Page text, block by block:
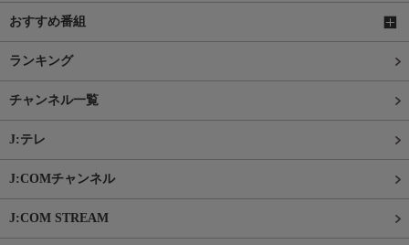
おすすめ番組
ランキング
チャンネル一覧
J:テレ
J:COMチャンネル
J:COM STREAM